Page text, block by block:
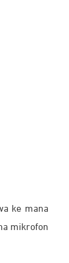
ke mana
mikrofon